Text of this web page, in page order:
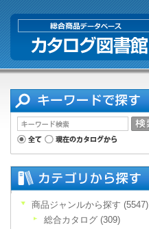
商品ジャンルから探す (5547)
総合カタログ (309)